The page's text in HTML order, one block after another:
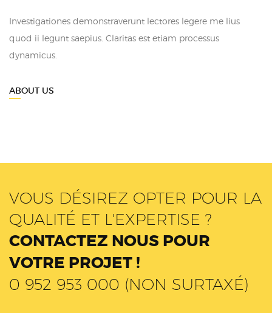
Investigationes demonstraverunt lectores legere me lius
quod ii legunt saepius. Claritas est etiam processus
dynamicus.
ABOUT US
VOUS DÉSIREZ OPTER POUR LA
QUALITÉ ET L'EXPERTISE ?
CONTACTEZ NOUS POUR
VOTRE PROJET !
0 952 953 000 (NON SURTAXÉ)